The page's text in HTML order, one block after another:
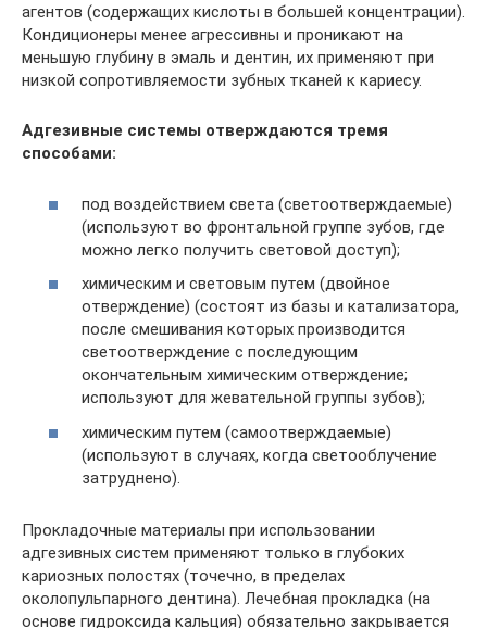
агентов (содержащих кислоты в большей концентрации).
Кондиционеры менее агрессивны и проникают на
меньшую глубину в эмаль и дентин, их применяют при
низкой сопротивляемости зубных тканей к кариесу.
Адгезивные системы отверждаются тремя
способами:
под воздействием света (светоотверждаемые)
(используют во фронтальной группе зубов, где
можно легко получить световой доступ);
химическим и световым путем (двойное
отверждение) (состоят из базы и катализатора,
после смешивания которых производится
светоотверждение с последующим
окончательным химическим отверждение;
используют для жевательной группы зубов);
химическим путем (самоотверждаемые)
(используют в случаях, когда светооблучение
затруднено).
Прокладочные материалы при использовании
адгезивных систем применяют только в глубоких
кариозных полостях (точечно, в пределах
околопульпарного дентина). Лечебная прокладка (на
основе гидроксида кальция) обязательно закрывается